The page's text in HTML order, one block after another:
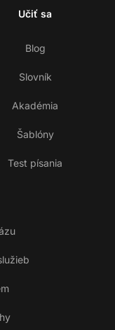
Učiť sa
Blog
Slovník
Akadémia
Šablóny
Test písania